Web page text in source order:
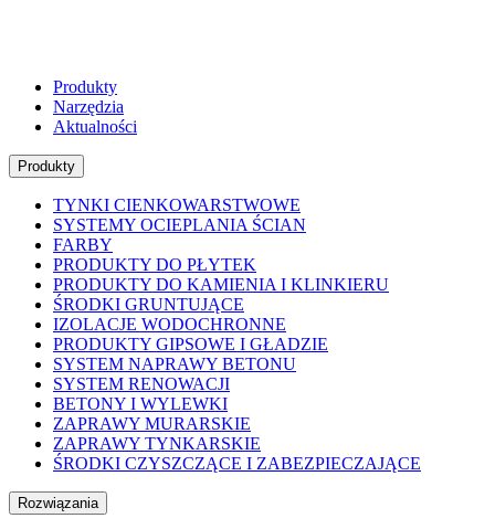
Produkty
Narzędzia
Aktualności
Produkty
TYNKI CIENKOWARSTWOWE
SYSTEMY OCIEPLANIA ŚCIAN
FARBY
PRODUKTY DO PŁYTEK
PRODUKTY DO KAMIENIA I KLINKIERU
ŚRODKI GRUNTUJĄCE
IZOLACJE WODOCHRONNE
PRODUKTY GIPSOWE I GŁADZIE
SYSTEM NAPRAWY BETONU
SYSTEM RENOWACJI
BETONY I WYLEWKI
ZAPRAWY MURARSKIE
ZAPRAWY TYNKARSKIE
ŚRODKI CZYSZCZĄCE I ZABEZPIECZAJĄCE
Rozwiązania